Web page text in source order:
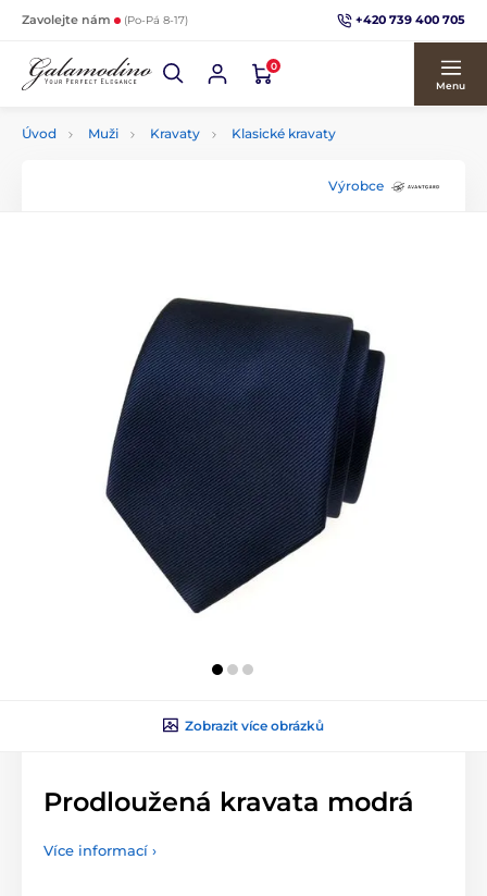
Zavolejte nám (Po-Pá 8-17) +420 739 400 705
0
Menu
Úvod Muži Kravaty Klasické kravaty
Výrobce
Zobrazit více obrázků
Prodloužená kravata modrá
Více informací ›